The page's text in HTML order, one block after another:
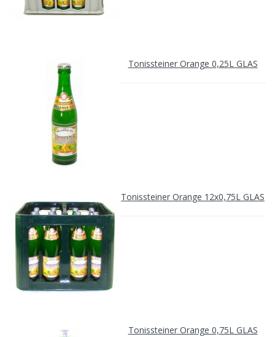
Tonissteiner Orange 0,25L GLAS
Tonissteiner Orange 12x0,75L GLAS
Tonissteiner Orange 0,75L GLAS